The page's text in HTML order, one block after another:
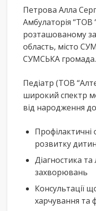
Петрова Алла
Амбулаторія “ТОВ
розташованому
область, місто
СУМСЬКА громада.
Педіатр (ТОВ
широкий спектр
від народження
Профілактичні
розвитку
Діагностика та
захворювань
Консультації
харчування та